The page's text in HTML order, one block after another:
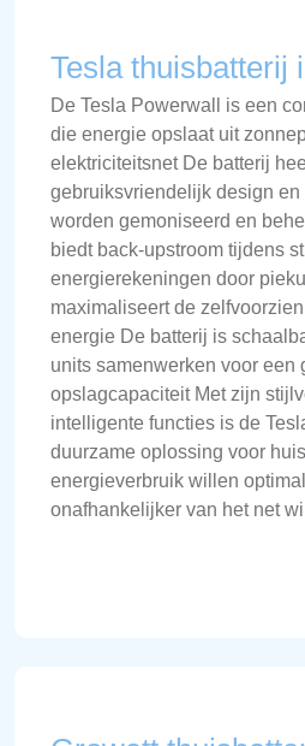
Tesla thuisbatterij
De Tesla Powerwall is een
die energie opslaat uit
elektriciteitsnet De batterij
gebruiksvriendelijk design
worden gemoniseerd en
biedt back-upstroom tijdens
energierekeningen door
maximaliseert de
energie De batterij is
units samenwerken voor een
opslagcapaciteit Met zijn
intelligente functies is de
duurzame oplossing voor
energieverbruik willen
onafhankelijker van het net